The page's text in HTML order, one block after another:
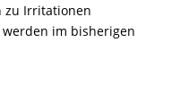
zu Irritationen
im bisherigen